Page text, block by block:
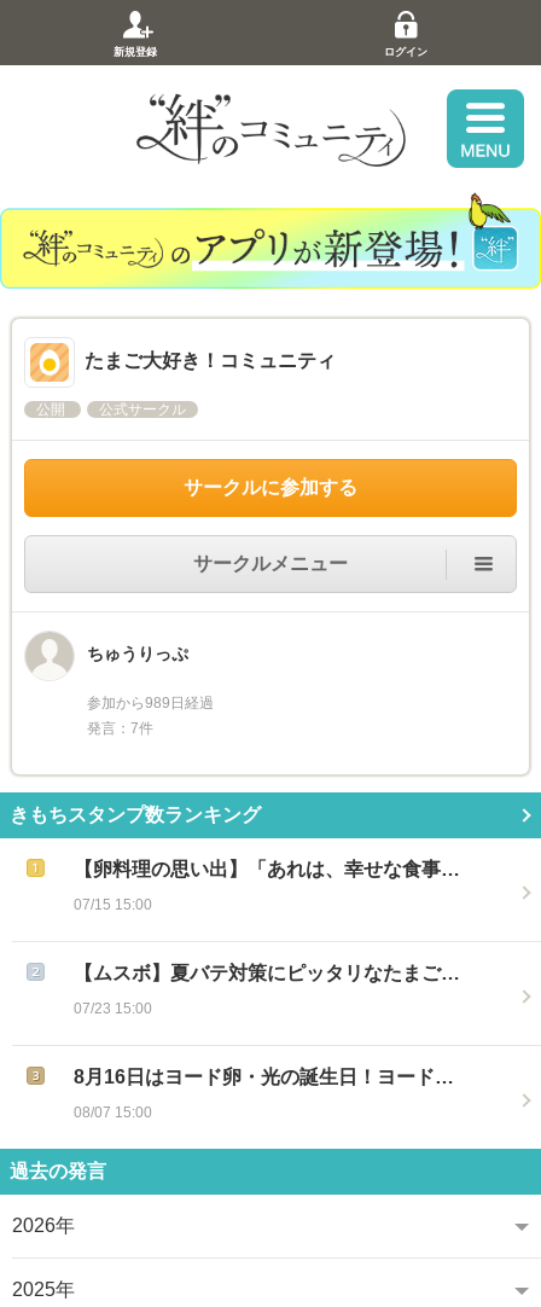
新規登録 ログイン
たまご大好き！コミュニティ
公開 公式サークル
サークルに参加する
サークルメニュー
ちゅうりっぷ
参加から989日経過
発言：7件
きもちスタンプ数ランキング
【卵料理の思い出】「あれは、幸せな食事…
07/15 15:00
【ムスボ】夏バテ対策にピッタリなたまご…
07/23 15:00
8月16日はヨード卵・光の誕生日！ヨード…
08/07 15:00
過去の発言
2026年
2025年